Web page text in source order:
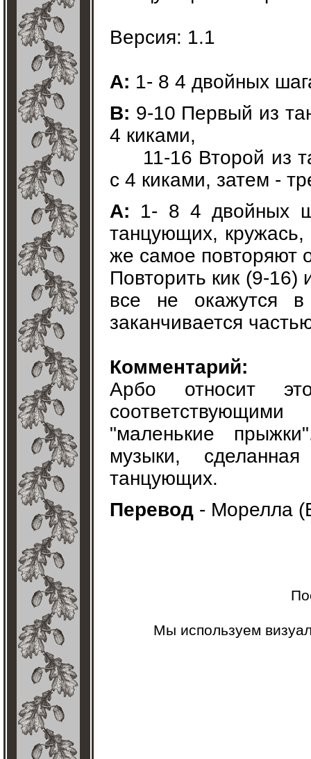
Версия: 1.1
A: 1- 8 4 двойных
B: 9-10 Первый из
4 киками,
11-16 Второй из
с 4 киками, затем -
A: 1- 8 4 двойных
танцующих, кружась,
же самое повторяют
Повторить кик (9-16)
все не окажутся в
заканчивается
Комментарий:
Арбо относит
"маленькие
музыки,
танцующих.
Перевод - Морелла
Мы используем